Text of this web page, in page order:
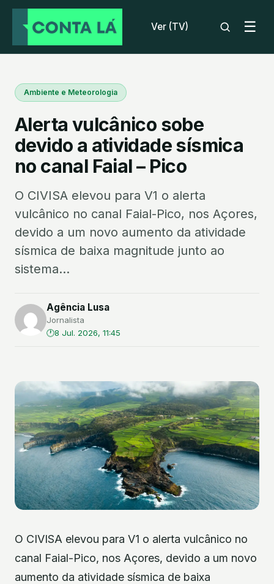
Ver (TV) ☰
Ambiente e Meteorologia
Alerta vulcânico sobe
devido a atividade sísmica
no canal Faial – Pico
O CIVISA elevou para V1 o alerta
vulcânico no canal Faial-Pico, nos Açores,
devido a um novo aumento da atividade
sísmica de baixa magnitude junto ao
sistema...
Agência Lusa
Jornalista
8 Jul. 2026, 11:45
O CIVISA elevou para V1 o alerta vulcânico no
canal Faial-Pico, nos Açores, devido a um novo
aumento da atividade sísmica de baixa